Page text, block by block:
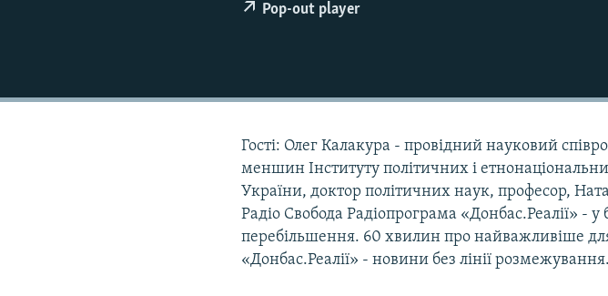
ПОДКАСТИ
Pop-out player
Гості: Олег Калакура - провідний науковий
меншин Інституту політичних і
України, доктор політичних наук, професор,
Радіо Свобода Радіопрограма «Донбас.Реалії» - у
перебільшення. 60 хвилин про найважливіше
«Донбас.Реалії» - новини без лінії розмежування.